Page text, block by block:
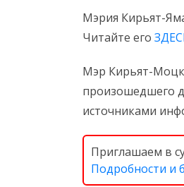
Мэрия Кирьят-
Читайте его
Мэр Кирьят-
произошедшего
источниками
Приглашаем в
Подробности и